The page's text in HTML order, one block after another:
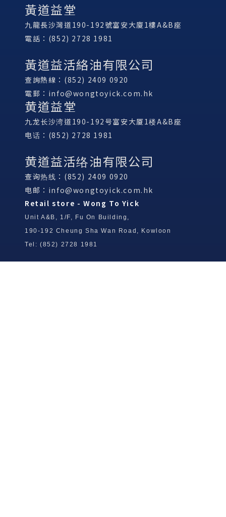
黃道益堂
九龍長沙灣道190-192號富安大廈1樓A&B座
電話：(852) 2728 1981
黃道益活絡油有限公司
查詢熱線：(852) 2409 0920
電郵： info@wongtoyick.com.hk
黄道益堂
九龙长沙湾道190-192号富安大厦1楼A&B座
电话：(852) 2728 1981
黄道益活络油有限公司
查询热线：(852) 2409 0920
电邮： info@wongtoyick.com.hk
Retail store - Wong To Yick
Unit A&B, 1/F, Fu On Building,
190-192 Cheung Sha Wan Road, Kowloon
Tel: (852) 2728 1981